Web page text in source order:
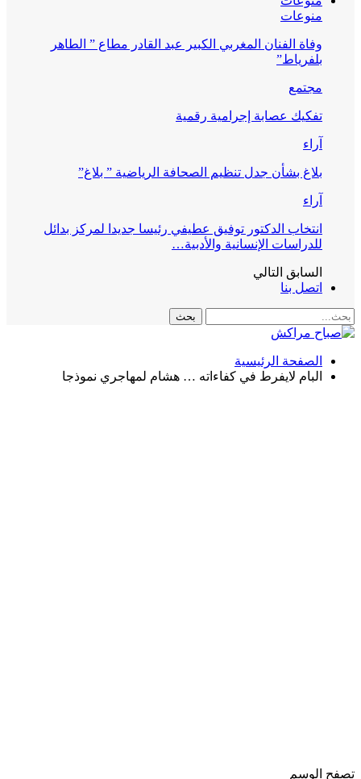
منوعات
وفاة الفنان المغربي الكبير عبد القادر مطاع ” الطاهر
بلفرياط”
مجتمع
تفكيك عصابة إجرامية رقمية
آراء
بلاغ بشأن جدل تنظيم الصحافة الرياضية ” بلاغ”
آراء
انتخاب الدكتور توفيق عطيفي رئيسا جديدا لمركز بدائل
للدراسات الإنسانية والأدبية…
السابق التالي
اتصل بنا
الصفحة الرئيسية
البام لايفرط في كفاءاته … هشام لمهاجري نموذجا
تصفح الوسم